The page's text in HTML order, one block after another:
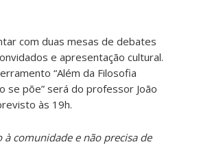
com duas mesas de debates
e apresentação cultural.
“Além da Filosofia
se põe” será do professor João
às 19h.
à comunidade e não precisa de